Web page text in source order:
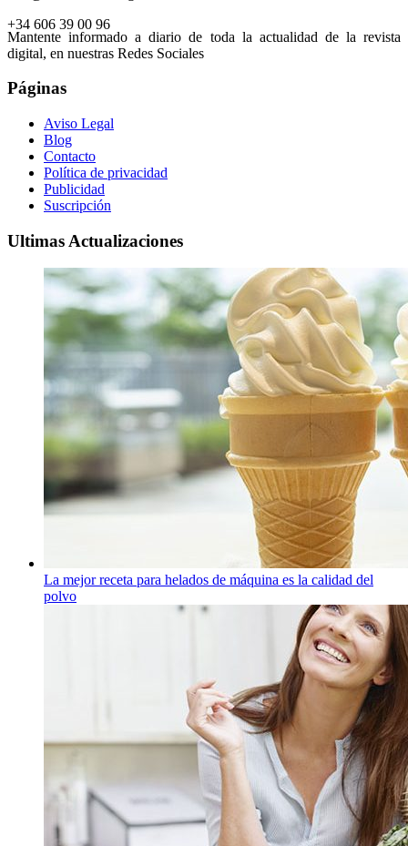
+34 606 39 00 96
Mantente informado a diario de toda la actualidad de la revista
digital, en nuestras Redes Sociales
Páginas
Aviso Legal
Blog
Contacto
Política de privacidad
Publicidad
Suscripción
Ultimas Actualizaciones
La mejor receta para helados de máquina es la calidad del
polvo